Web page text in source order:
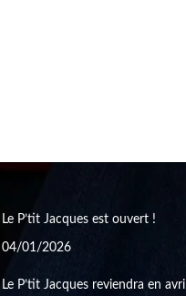
Le P’tit Jacques est ouvert !
04/01/2026
Le P’tit Jacques reviendra en avril